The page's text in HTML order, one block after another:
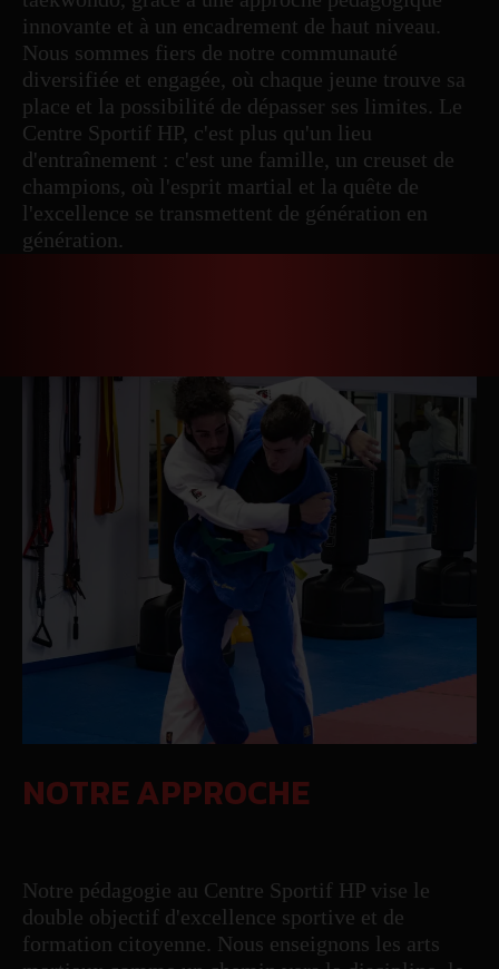
innovante et à un encadrement de haut niveau.
Nous sommes fiers de notre communauté
diversifiée et engagée, où chaque jeune trouve sa
place et la possibilité de dépasser ses limites. Le
Centre Sportif HP, c'est plus qu'un lieu
d'entraînement : c'est une famille, un creuset de
champions, où l'esprit martial et la quête de
l'excellence se transmettent de génération en
génération.
NOTRE APPROCHE
Notre pédagogie au Centre Sportif HP vise le
double objectif d'excellence sportive et de
formation citoyenne. Nous enseignons les arts